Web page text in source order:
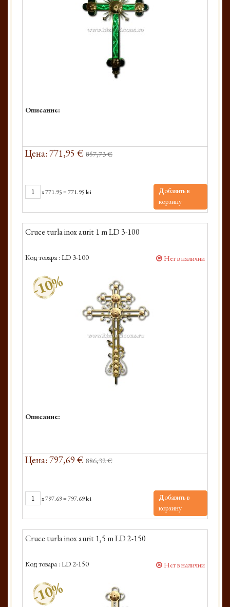
Описание:
Цена: 771,95 € 857,73 €
x771.95=771.95 lei
Добавить в
корзину
Cruce turla inox aurit 1 m LD 3-100
Код товара : LD 3-100 Нет в наличии
-10%
Описание:
Цена: 797,69 € 886,32 €
x797.69=797.69 lei
Добавить в
корзину
Cruce turla inox aurit 1,5 m LD 2-150
Код товара : LD 2-150 Нет в наличии
-10%